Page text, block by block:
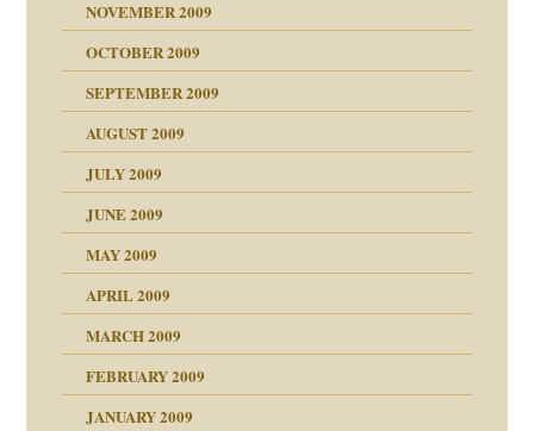
NOVEMBER 2009
OCTOBER 2009
SEPTEMBER 2009
AUGUST 2009
JULY 2009
JUNE 2009
MAY 2009
APRIL 2009
MARCH 2009
FEBRUARY 2009
JANUARY 2009